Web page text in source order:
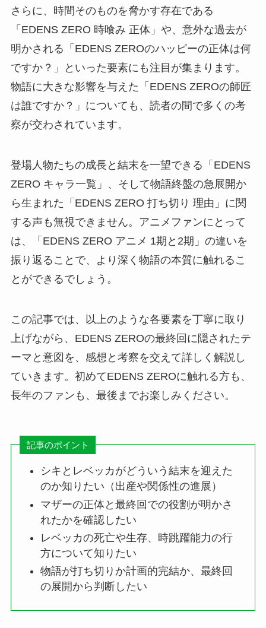
さらに、時間そのものを脅かす存在である
「EDENS ZERO 時喰み 正体」や、意外な過去が
明かされる「EDENS ZEROのハッピーの正体は何
ですか？」といった要素にも注目が集まります。
物語に大きな影響を与えた「EDENS ZEROの師匠
は誰ですか？」についても、読者の間で多くの考
察が交わされています。
登場人物たちの成長と結末を一望できる「EDENS
ZERO キャラ一覧」、そして物語終盤の急展開か
ら生まれた「EDENS ZERO 打ち切り 理由」に関
する声も無視できません。アニメファンにとって
は、「EDENS ZERO アニメ 1期と2期」の違いを
振り返ることで、より深く物語の本質に触れるこ
とができるでしょう。
この記事では、以上のような各要素を丁寧に取り
上げながら、EDENS ZEROの最終回に隠されたテ
ーマと意図を、感想と考察を交えて詳しく解説し
ていきます。初めてEDENS ZEROに触れる方も、
長年のファンも、最後までお楽しみください。
記事のポイント
シキとレベッカがどういう結末を迎えた
のか知りたい（出産や関係性の進展）
マザーの正体と最終回での役割が明かさ
れたかを確認したい
レベッカの死亡や生存、時跳躍能力の行
方について知りたい
物語が打ち切りか計画的完結か、最終回
の展開から判断したい